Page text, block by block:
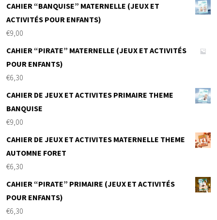
CAHIER “BANQUISE” MATERNELLE (JEUX ET
ACTIVITÉS POUR ENFANTS)
€9,00
CAHIER “PIRATE” MATERNELLE (JEUX ET ACTIVITÉS
POUR ENFANTS)
€6,30
CAHIER DE JEUX ET ACTIVITES PRIMAIRE THEME
BANQUISE
€9,00
CAHIER DE JEUX ET ACTIVITES MATERNELLE THEME
AUTOMNE FORET
€6,30
CAHIER “PIRATE” PRIMAIRE (JEUX ET ACTIVITÉS
POUR ENFANTS)
€6,30